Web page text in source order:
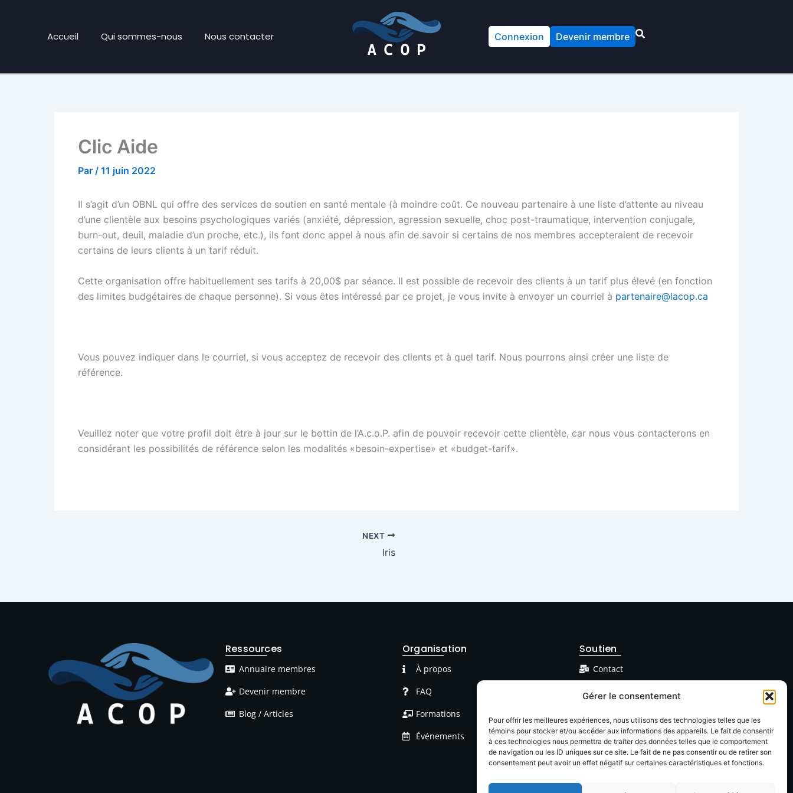
Gérer le consentement
Pour offrir les meilleures expériences, nous utilisons des technologies telles que les
témoins pour stocker et/ou accéder aux informations des appareils. Le fait de consentir
à ces technologies nous permettra de traiter des données telles que le comportement
de navigation ou les ID uniques sur ce site. Le fait de ne pas consentir ou de retirer son
consentement peut avoir un effet négatif sur certaines caractéristiques et fonctions.
Accueil Qui sommes-nous Nous contacter Connexion Devenir membre
Clic Aide
Par / 11 juin 2022
Il s’agit d’un OBNL qui offre des services de soutien en santé mentale (à moindre coût. Ce nouveau partenaire à une liste d’attente au niveau
d’une clientèle aux besoins psychologiques variés (anxiété, dépression, agression sexuelle, choc post-traumatique, intervention conjugale,
burn-out, deuil, maladie d’un proche, etc.), ils font donc appel à nous afin de savoir si certains de nos membres accepteraient de recevoir
certains de leurs clients à un tarif réduit.
Cette organisation offre habituellement ses tarifs à 20,00$ par séance. Il est possible de recevoir des clients à un tarif plus élevé (en fonction
des limites budgétaires de chaque personne). Si vous êtes intéressé par ce projet, je vous invite à envoyer un courriel à partenaire@lacop.ca
Vous pouvez indiquer dans le courriel, si vous acceptez de recevoir des clients et à quel tarif. Nous pourrons ainsi créer une liste de
référence.
Veuillez noter que votre profil doit être à jour sur le bottin de l’A.c.o.P. afin de pouvoir recevoir cette clientèle, car nous vous contacterons en
considérant les possibilités de référence selon les modalités «besoin-expertise» et «budget-tarif».
NEXT
Iris
Ressources
Annuaire membres
Devenir membre
Blog / Articles
Organisation
À propos
FAQ
Formations
Événements
Soutien
Contact
Facebook